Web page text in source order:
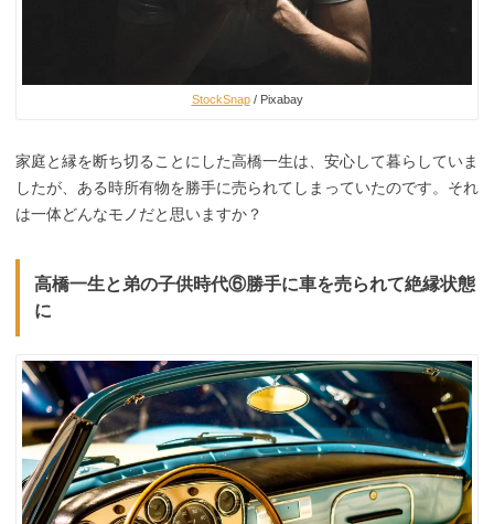
StockSnap/ Pixabay
家庭と縁を断ち切ることにした高橋一生は、安心して暮らしていま
したが、ある時所有物を勝手に売られてしまっていたのです。それ
は一体どんなモノだと思いますか？
高橋一生と弟の子供時代⑥勝手に車を売られて絶縁状態
に